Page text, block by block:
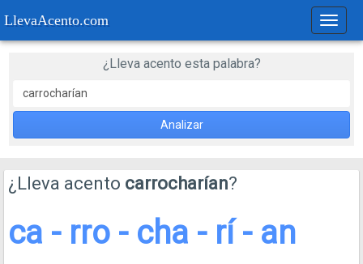
LlevaAcento.com
de
¿Lleva acento esta palabra?
Analizar
¿Lleva acento carrocharían?
ca - rro - cha - rí - an